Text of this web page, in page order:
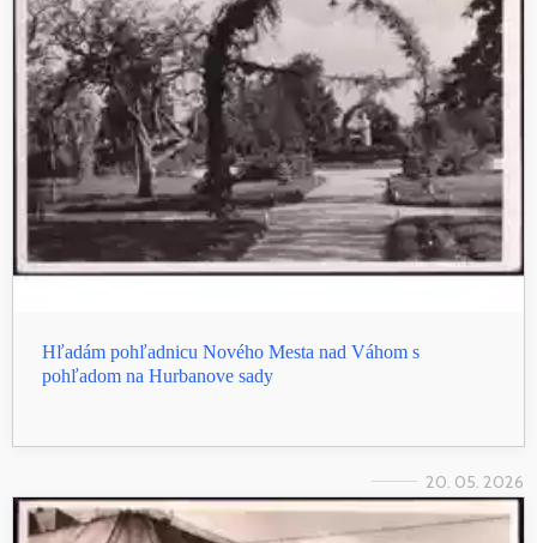
Hľadám pohľadnicu Nového Mesta nad Váhom s
pohľadom na Hurbanove sady
20. 05. 2026